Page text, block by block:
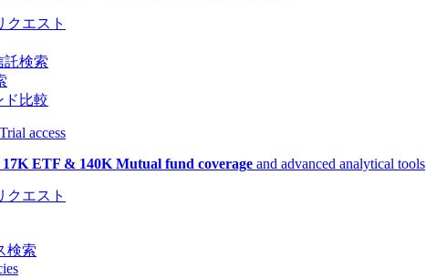
クエスト
託検索
ド比較
Trial access
17K ETF & 140K Mutual fund coverage and advanced analytical tools
クエスト
検索